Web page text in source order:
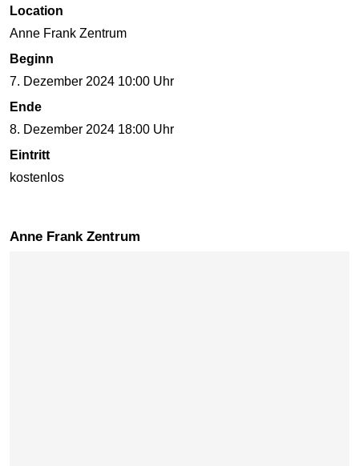
Location
Anne Frank Zentrum
Beginn
7. Dezember 2024 10:00 Uhr
Ende
8. Dezember 2024 18:00 Uhr
Eintritt
kostenlos
Anne Frank Zentrum